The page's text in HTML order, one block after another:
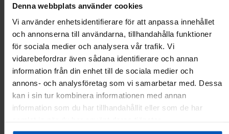
Denna webbplats använder cookies
Vi använder enhetsidentifierare för att anpassa innehållet
och annonserna till användarna, tillhandahålla funktioner
för sociala medier och analysera vår trafik. Vi
vidarebefordrar även sådana identifierare och annan
information från din enhet till de sociala medier och
annons- och analysföretag som vi samarbetar med. Dessa
kan i sin tur kombinera informationen med annan
information som du har tillhandahållit eller som de har
Kundrecensioner
Johan S.11.11.2025
Var
detta
hjälp?
0 0
Rapportera som olämplig